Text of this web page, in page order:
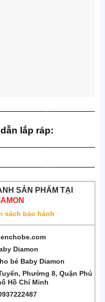
——————
lắp ráp:
——————
——————
SẢN PHẨM TẠI
sách bảo hành
Diamon
bé Baby Diamon
Phường 8, Quận Phú
Hồ Chí Minh